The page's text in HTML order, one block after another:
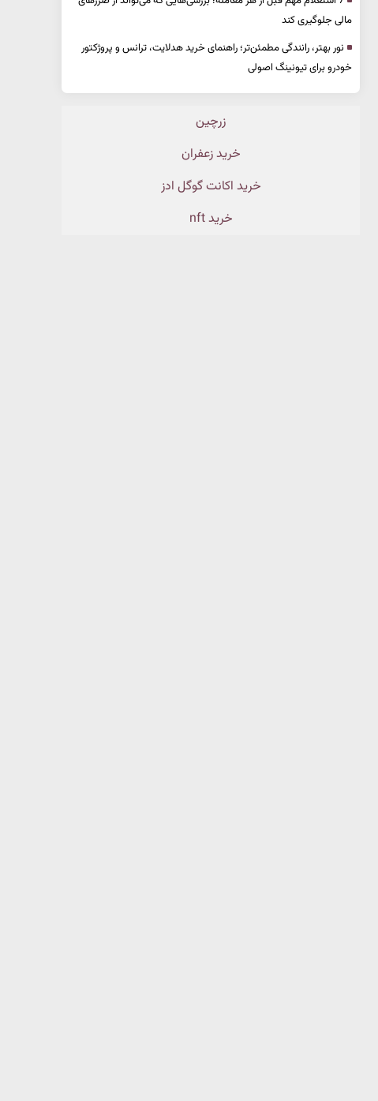
مالی جلوگیری کند
نور بهتر، رانندگی مطمئن‌تر؛ راهنمای خرید هدلایت، ترانس و پروژکتور
خودرو برای تیونینگ اصولی
زرچین
خرید زعفران
خرید اکانت گوگل ادز
خرید nft